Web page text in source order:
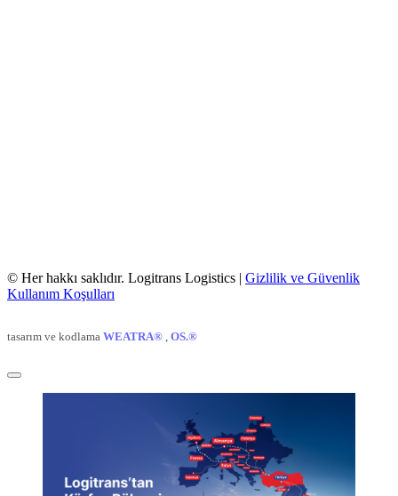
© Her hakkı saklıdır. Logitrans Logistics | Gizlilik ve Güvenlik
Kullanım Koşulları
tasarım ve kodlama WEATRA® OS.®